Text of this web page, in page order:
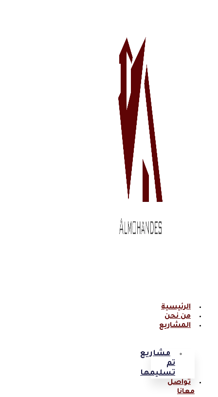
الرئيسية
من نحن
المشاريع
مشاريع
تم
تسليمها
تواصل
معانا